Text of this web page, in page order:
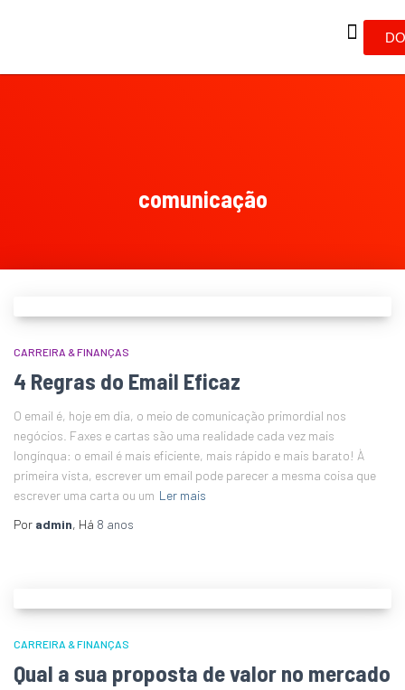
comunicação
CARREIRA & FINANÇAS
4 Regras do Email Eficaz
O email é, hoje em dia, o meio de comunicação primordial nos
negócios. Faxes e cartas são uma realidade cada vez mais
longínqua: o email é mais eficiente, mais rápido e mais barato! À
primeira vista, escrever um email pode parecer a mesma coisa que
escrever uma carta ou um Ler mais
Por admin, Há 8 anos
CARREIRA & FINANÇAS
Qual a sua proposta de valor no mercado